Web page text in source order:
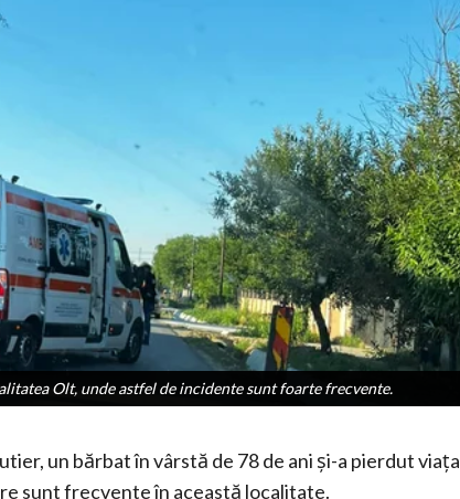
Olt, unde astfel de incidente sunt foarte frecvente.
Olt, unde astfel de incidente sunt foarte frecvente.
un bărbat în vârstă de 78 de ani și-a pierdut viața
sunt frecvente în această localitate.